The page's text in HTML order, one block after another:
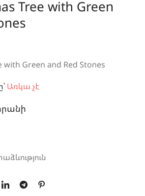
Tree with Green
with Green and Red Stones
Առկա չէ